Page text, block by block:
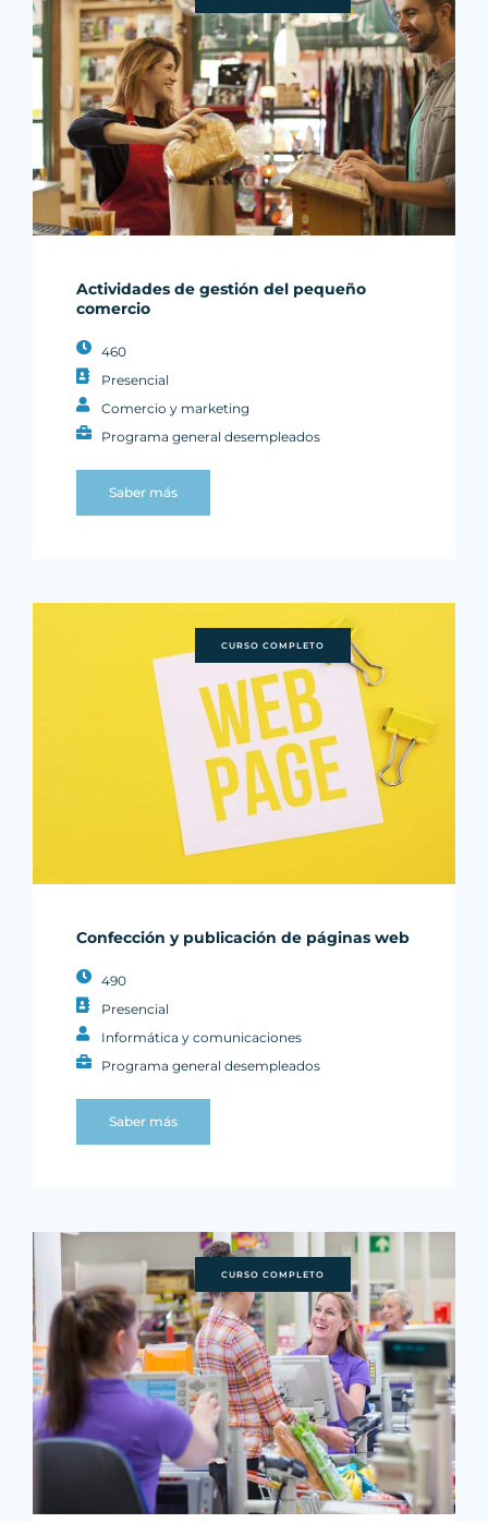
Actividades de gestión del pequeño
comercio
460
Presencial
Comercio y marketing
Programa general desempleados
Saber más
CURSO COMPLETO
Confección y publicación de páginas web
490
Presencial
Informática y comunicaciones
Programa general desempleados
Saber más
CURSO COMPLETO